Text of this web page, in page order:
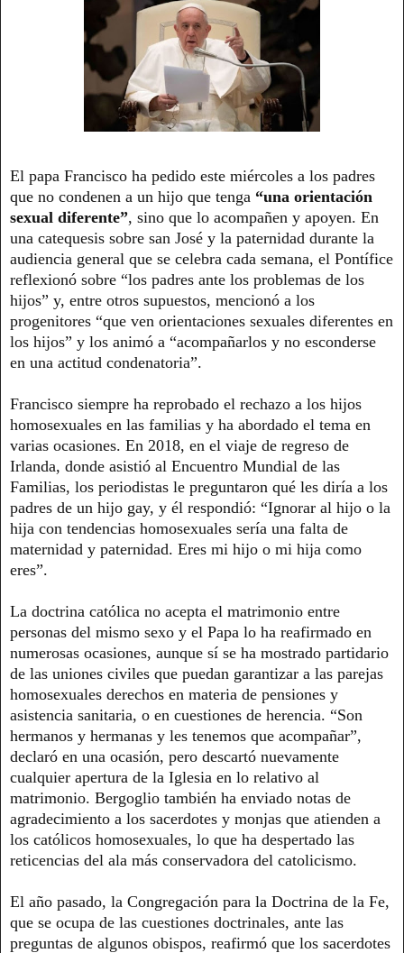
El papa Francisco ha pedido este miércoles a los padres
que no condenen a un hijo que tenga “una orientación
sexual diferente”, sino que lo acompañen y apoyen. En
una catequesis sobre san José y la paternidad durante la
audiencia general que se celebra cada semana, el Pontífice
reflexionó sobre “los padres ante los problemas de los
hijos” y, entre otros supuestos, mencionó a los
progenitores “que ven orientaciones sexuales diferentes en
los hijos” y los animó a “acompañarlos y no esconderse
en una actitud condenatoria”.
Francisco siempre ha reprobado el rechazo a los hijos
homosexuales en las familias y ha abordado el tema en
varias ocasiones. En 2018, en el viaje de regreso de
Irlanda, donde asistió al Encuentro Mundial de las
Familias, los periodistas le preguntaron qué les diría a los
padres de un hijo gay, y él respondió: “Ignorar al hijo o la
hija con tendencias homosexuales sería una falta de
maternidad y paternidad. Eres mi hijo o mi hija como
eres”.
La doctrina católica no acepta el matrimonio entre
personas del mismo sexo y el Papa lo ha reafirmado en
numerosas ocasiones, aunque sí se ha mostrado partidario
de las uniones civiles que puedan garantizar a las parejas
homosexuales derechos en materia de pensiones y
asistencia sanitaria, o en cuestiones de herencia. “Son
hermanos y hermanas y les tenemos que acompañar”,
declaró en una ocasión, pero descartó nuevamente
cualquier apertura de la Iglesia en lo relativo al
matrimonio. Bergoglio también ha enviado notas de
agradecimiento a los sacerdotes y monjas que atienden a
los católicos homosexuales, lo que ha despertado las
reticencias del ala más conservadora del catolicismo.
El año pasado, la Congregación para la Doctrina de la Fe,
que se ocupa de las cuestiones doctrinales, ante las
preguntas de algunos obispos, reafirmó que los sacerdotes